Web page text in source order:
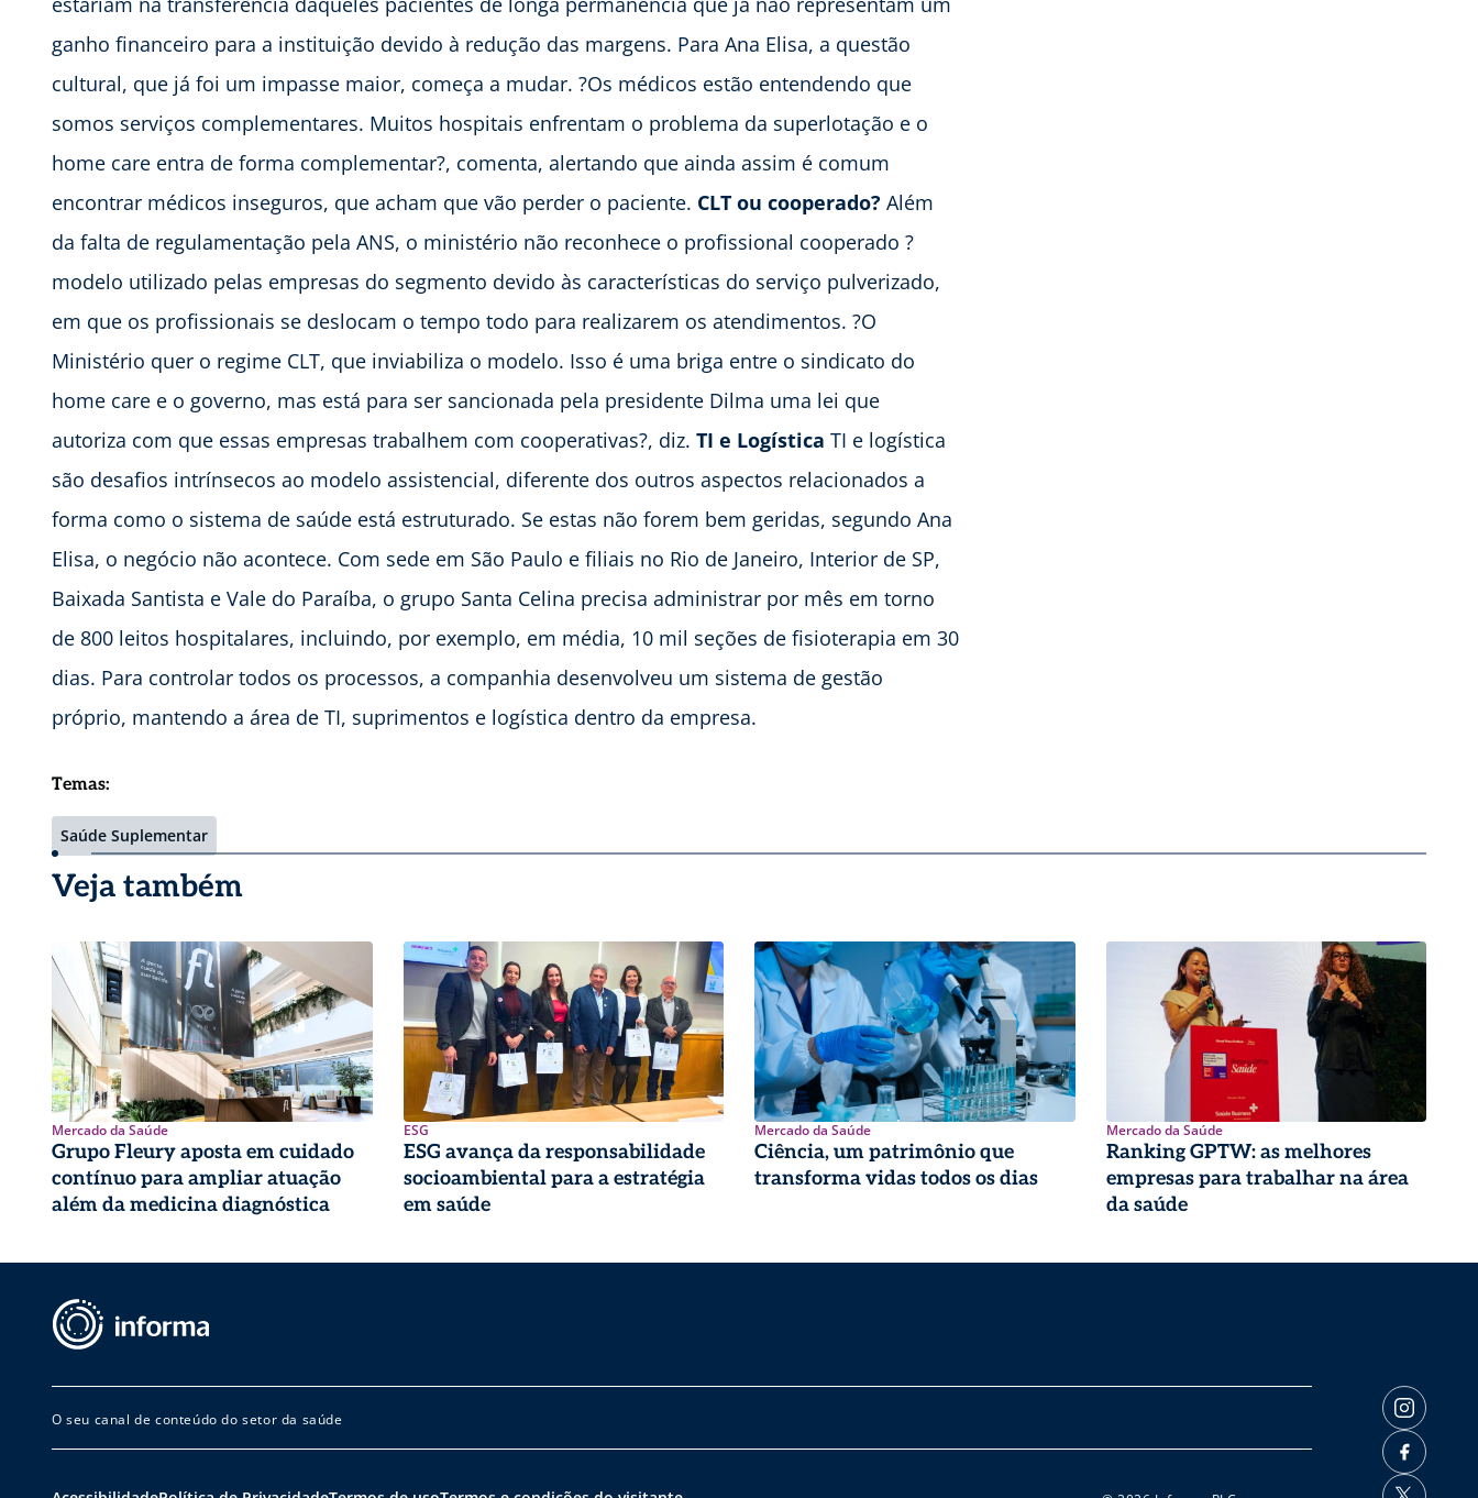
ganho financeiro para a instituição devido à redução das margens. Para Ana Elisa, a questão
cultural, que já foi um impasse maior, começa a mudar. ?Os médicos estão entendendo que
somos serviços complementares. Muitos hospitais enfrentam o problema da superlotação e o
home care entra de forma complementar?, comenta, alertando que ainda assim é comum
encontrar médicos inseguros, que acham que vão perder o paciente. CLT ou cooperado? Além
da falta de regulamentação pela ANS, o ministério não reconhece o profissional cooperado ?
modelo utilizado pelas empresas do segmento devido às características do serviço pulverizado,
em que os profissionais se deslocam o tempo todo para realizarem os atendimentos. ?O
Ministério quer o regime CLT, que inviabiliza o modelo. Isso é uma briga entre o sindicato do
home care e o governo, mas está para ser sancionada pela presidente Dilma uma lei que
autoriza com que essas empresas trabalhem com cooperativas?, diz. TI e Logística TI e logística
são desafios intrínsecos ao modelo assistencial, diferente dos outros aspectos relacionados a
forma como o sistema de saúde está estruturado. Se estas não forem bem geridas, segundo Ana
Elisa, o negócio não acontece. Com sede em São Paulo e filiais no Rio de Janeiro, Interior de SP,
Baixada Santista e Vale do Paraíba, o grupo Santa Celina precisa administrar por mês em torno
de 800 leitos hospitalares, incluindo, por exemplo, em média, 10 mil seções de fisioterapia em 30
dias. Para controlar todos os processos, a companhia desenvolveu um sistema de gestão
próprio, mantendo a área de TI, suprimentos e logística dentro da empresa.
Temas:
Saúde Suplementar
Veja também
Mercado da Saúde
Grupo Fleury aposta em cuidado
contínuo para ampliar atuação
além da medicina diagnóstica
ESG
ESG avança da responsabilidade
socioambiental para a estratégia
em saúde
Mercado da Saúde
Ciência, um patrimônio que
transforma vidas todos os dias
Mercado da Saúde
Ranking GPTW: as melhores
empresas para trabalhar na área
da saúde
O seu canal de conteúdo do setor da saúde